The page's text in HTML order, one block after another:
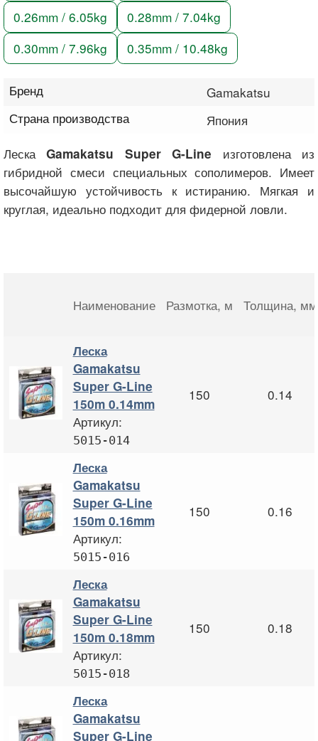
0.26mm / 6.05kg
0.28mm / 7.04kg
0.30mm / 7.96kg
0.35mm / 10.48kg
Бренд
Gamakatsu
Страна производства
Япония
ЛескаGamakatsu Super G-Line изготовлена из
гибридной смеси специальных сополимеров. Имеет
высочайшую устойчивость к истиранию. Мягкая и
круглая, идеально подходит для фидерной ловли.
Наименование Размотка, м Толщина, мм
Леска
Gamakatsu
Super G-Line
150m 0.14mm
Артикул:
5015-014
150 0.14
Леска
Gamakatsu
Super G-Line
150m 0.16mm
Артикул:
5015-016
150 0.16
Леска
Gamakatsu
Super G-Line
150m 0.18mm
Артикул:
5015-018
150 0.18
Леска
Gamakatsu
Super G-Line